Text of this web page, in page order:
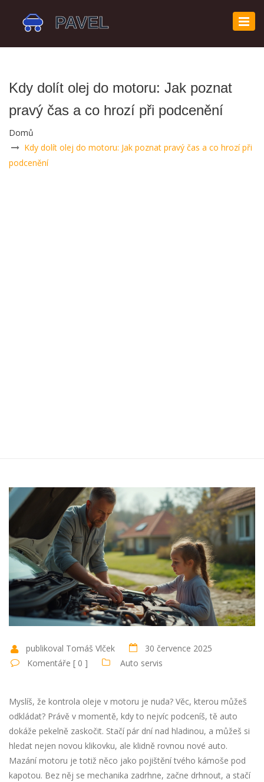
Kdy dolít olej do motoru: Jak poznat
pravý čas a co hrozí při podcenění
Domů
Kdy dolít olej do motoru: Jak poznat pravý čas a co hrozí při
podcenění
publikoval Tomáš Vlček
30 července 2025
Komentáře [ 0 ]
Auto servis
Myslíš, že kontrola oleje v motoru je nuda? Věc, kterou můžeš
odkládat? Právě v momentě, kdy to nejvíc podceníš, tě auto
dokáže pekelně zaskočit. Stačí pár dní nad hladinou, a můžeš si
hledat nejen novou klikovku, ale klidně rovnou nové auto.
Mazání motoru je totiž něco jako pojištění tvého kámoše pod
kapotou. Bez něj se mechanika zadrhne, začne drhnout, a stačí